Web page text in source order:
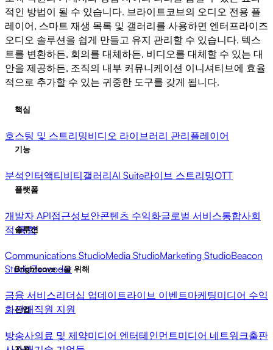
적인 방법이 될 수 있습니다. 브라이트코브의 오디오 전용 플
레이어, 스마트 재생 목록 및 갤러리를 사용하면 엔터프라이즈
오디오 솔루션을 쉽게 만들고 유지 관리할 수 있습니다. 텍스
트를 변환하든, 회의를 대체하든, 비디오를 대체할 수 있는 대
안을 제공하든, 조직의 내부 커뮤니케이션 이니셔티브에 효율
적으로 추가할 수 있는 귀중한 도구를 갖게 됩니다.
핵심
호스팅 및 스트리밍비디오 라이브러리 관리플레이어
기능
분석인터액티비티갤러리AI Suite라이브 스트리밍OTT
플랫폼
개발자 API접근성 보안콘텐츠 수익화글로벌 서비스통합사회
적 통합
솔루션
Communications StudioMedia StudioMarketing StudioBeacon
StudioZencoder
Brightcove ~을 위해
금융 서비스리더십 업데이트라이브 이벤트마케팅미디어 수익
화판매직원 지원
산업
방송사의료 및 제약미디어 엔터테인먼트미디어 네트워크출판